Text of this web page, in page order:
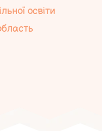
освіти